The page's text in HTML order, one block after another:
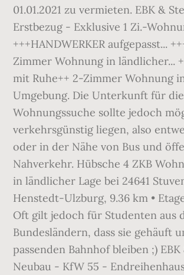
01.01.2021 zu vermieten. EBK &
Erstbezug - Exklusive 1 Zi.-
+++HANDWERKER aufgepasst...
Zimmer Wohnung in ländlicher...
mit Ruhe++ 2-Zimmer Wohnung
Umgebung. Die Unterkunft für die
Wohnungssuche sollte jedoch
verkehrsgünstig liegen, also
oder in der Nähe von Bus und
Nahverkehr. Hübsche 4 ZKB
in ländlicher Lage bei 24641
Henstedt-Ulzburg, 9.36 km •
Oft gilt jedoch für Studenten aus
Bundesländern, dass sie gehäuft
passenden Bahnhof bleiben ;) EBK
Neubau - KfW 55 -